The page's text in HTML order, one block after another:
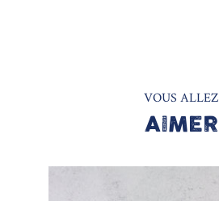
VOUS ALLEZ
AIMER